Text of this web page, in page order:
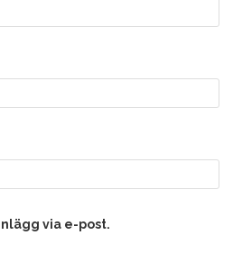
via e-post.